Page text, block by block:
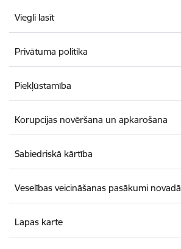
Viegli lasīt
Privātuma politika
Piekļūstamība
Korupcijas novēršana un apkarošana
Sabiedriskā kārtība
Veselības veicināšanas pasākumi novadā
Lapas karte